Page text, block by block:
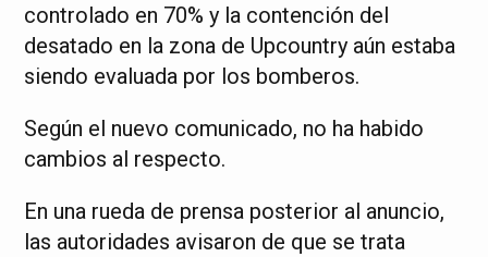
controlado en 70% y la contención del
desatado en la zona de Upcountry aún estaba
siendo evaluada por los bomberos.
Según el nuevo comunicado, no ha habido
cambios al respecto.
En una rueda de prensa posterior al anuncio,
las autoridades avisaron de que se trata